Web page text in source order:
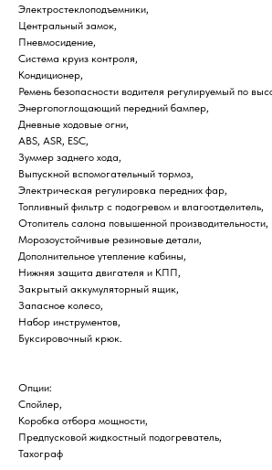
Электростеклоподъемники,
Центральный замок,
Пневмосидение,
Система круиз контроля,
Кондиционер,
Ремень безопасности водителя регулируемый по
Энергопоглощающий передний бампер,
Дневные ходовые огни,
ABS, ASR, ESC,
Зуммер заднего хода,
Выпускной вспомогательный тормоз,
Электрическая регулировка передних фар,
Топливный фильтр с подогревом и влагоотделитель,
Отопитель салона повышенной производительности,
Морозоустойчивые резиновые детали,
Дополнительное утепление кабины,
Нижняя защита двигателя и КПП,
Закрытый аккумуляторный ящик,
Запасное колесо,
Набор инструментов,
Буксировочный крюк.
Опции:
Спойлер,
Коробка отбора мощности,
Предпусковой жидкостный подогреватель,
Тахограф